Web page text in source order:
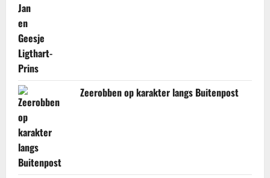
Zeerobben op karakter langs Buitenpost